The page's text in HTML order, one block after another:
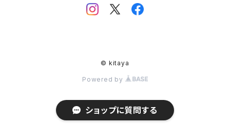
© kitaya
Powered by
ショップに質問する